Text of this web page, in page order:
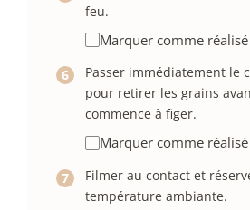
feu.
Marquer comme réalisé
Passer immédiatement le
pour retirer les grains
commence à figer.
Marquer comme réalisé
Filmer au contact et
température ambiante.